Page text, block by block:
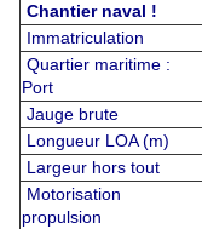
Chantier naval !
Immatriculation
Quartier maritime :
Port
Jauge brute
Longueur LOA (m)
Largeur hors tout
Motorisation
propulsion